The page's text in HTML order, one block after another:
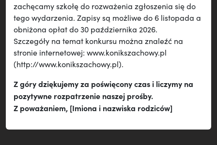
zachęcamy szkołę do rozważenia zgłoszenia się do
tego wydarzenia. Zapisy są możliwe do 6 listopada a
obniżona opłat do 30 października 2026.
Szczegóły na temat konkursu można znaleźć na
stronie internetowej: www.konikszachowy.pl
(http://www.konikszachowy.pl).
Z góry dziękujemy za poświęcony czas i liczymy na
pozytywne rozpatrzenie naszej prośby.
Z poważaniem, [Imiona i nazwiska rodziców]